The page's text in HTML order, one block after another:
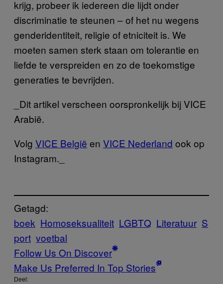
krijg, probeer ik iedereen die lijdt onder
discriminatie te steunen – of het nu wegens
genderidentiteit, religie of etniciteit is. We
moeten samen sterk staan om tolerantie en
liefde te verspreiden en zo de toekomstige
generaties te bevrijden.
_Dit artikel verscheen oorspronkelijk bij VICE
Arabië.
Volg VICE België en VICE Nederland ook op
Instagram._
Getagd:
boek Homoseksualiteit LGBTQ Literatuur S
port voetbal
Follow Us On Discover
Make Us Preferred In Top Stories
Deel: